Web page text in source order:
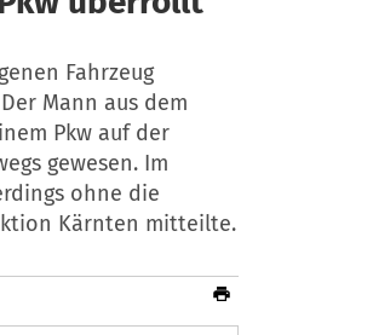
Fahrzeug
Mann aus dem
Pkw auf der
gewesen. Im
ohne die
Kärnten mitteilte.